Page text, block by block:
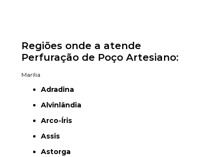
Regiões onde a atende
Perfuração de Poço Artesiano:
Marília
Adradina
Alvinlândia
Arco-Íris
Assis
Astorga